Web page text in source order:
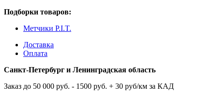
Подборки товаров:
Метчики P.I.T.
Доставка
Оплата
Санкт-Петербург и Ленинградская область
Заказ до 50 000 руб. - 1500 руб. + 30 руб/км за КАД